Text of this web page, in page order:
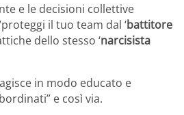
e le decisioni collettive
il tuo team dal ‘battitore
dello stesso ‘narcisista
in modo educato e
e così via.